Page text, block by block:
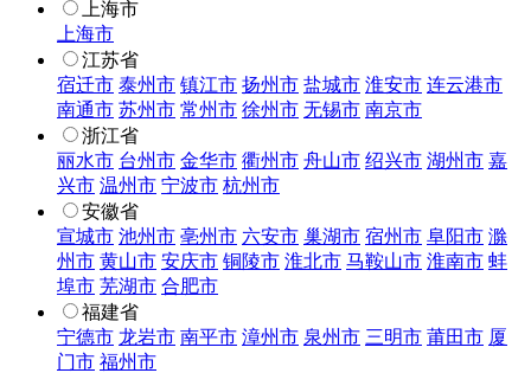
上海市
上海市
江苏省
宿迁市 泰州市 镇江市 扬州市 盐城市 淮安市 连云港市
南通市 苏州市 常州市 徐州市 无锡市 南京市
浙江省
丽水市 台州市 金华市 衢州市 舟山市 绍兴市 湖州市 嘉
兴市 温州市 宁波市 杭州市
安徽省
宣城市 池州市 亳州市 六安市 巢湖市 宿州市 阜阳市 滁
州市 黄山市 安庆市 铜陵市 淮北市 马鞍山市 淮南市 蚌
埠市 芜湖市 合肥市
福建省
宁德市 龙岩市 南平市 漳州市 泉州市 三明市 莆田市 厦
门市 福州市